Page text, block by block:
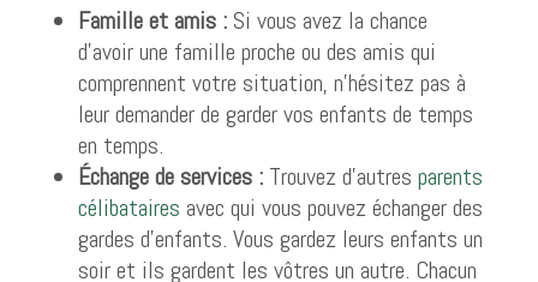
Famille et amis :Si vous avez la chance
d’avoir une famille proche ou des amis qui
comprennent votre situation, n’hésitez pas à
leur demander de garder vos enfants de temps
en temps.
Échange de services :Trouvez d’autres parents
célibataires avec qui vous pouvez échanger des
gardes d’enfants. Vous gardez leurs enfants un
soir et ils gardent les vôtres un autre. Chacun